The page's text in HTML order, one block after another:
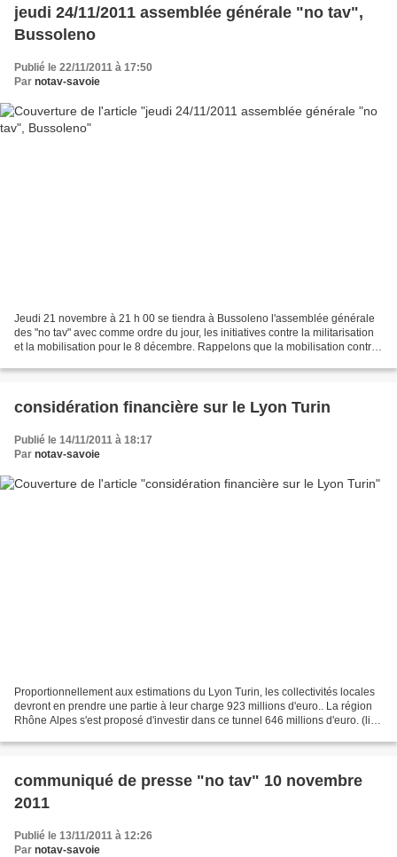
jeudi 24/11/2011 assemblée générale "no tav",
Bussoleno
Publié le 22/11/2011 à 17:50
Par notav-savoie
Jeudi 21 novembre à 21 h 00 se tiendra à Bussoleno l'assemblée générale
des "no tav" avec comme ordre du jour, les initiatives contre la militarisation
et la mobilisation pour le 8 décembre. Rappelons que la mobilisation contre
considération financière sur le Lyon Turin
Publié le 14/11/2011 à 18:17
Par notav-savoie
Proportionnellement aux estimations du Lyon Turin, les collectivités locales
devront en prendre une partie à leur charge 923 millions d'euro.. La région
Rhône Alpes s'est proposé d'investir dans ce tunnel 646 millions d'euro. (lien
communiqué de presse "no tav" 10 novembre
2011
Publié le 13/11/2011 à 12:26
Par notav-savoie